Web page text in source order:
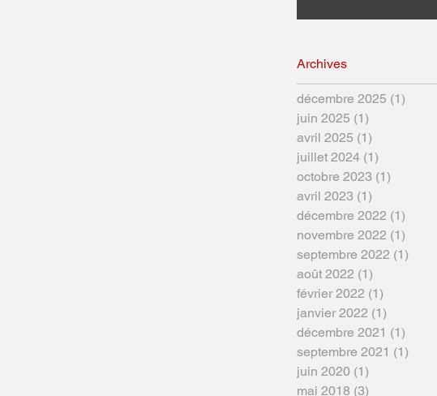
Archives
décembre 2025 (1)
juin 2025 (1)
avril 2025 (1)
juillet 2024 (1)
octobre 2023 (1)
avril 2023 (1)
décembre 2022 (1)
novembre 2022 (1)
septembre 2022 (1)
août 2022 (1)
février 2022 (1)
janvier 2022 (1)
décembre 2021 (1)
septembre 2021 (1)
juin 2020 (1)
mai 2018 (3)